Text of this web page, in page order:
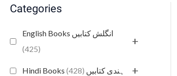
Categories
English Books انگلش کتابیں
(425)
+
Hindi Books ہندی کتابیں (428) +